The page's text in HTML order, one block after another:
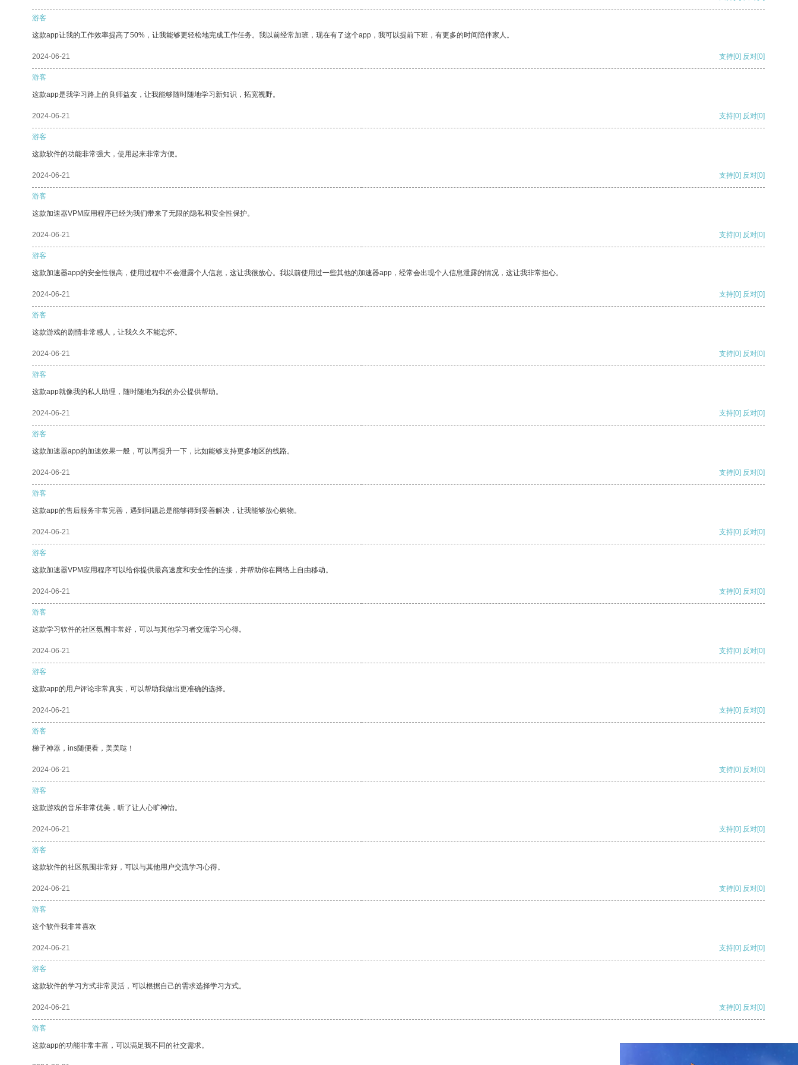
游客
这款app让我的工作效率提高了50%，让我能够更轻松地完成工作任务。我以前经常加班，现在有了这个app，我可以提前下班，有更多的时间陪伴家人。
2024-06-21 支持[0] 反对[0]
游客
这款app是我学习路上的良师益友，让我能够随时随地学习新知识，拓宽视野。
2024-06-21 支持[0] 反对[0]
游客
这款软件的功能非常强大，使用起来非常方便。
2024-06-21 支持[0] 反对[0]
游客
这款加速器VPM应用程序已经为我们带来了无限的隐私和安全性保护。
2024-06-21 支持[0] 反对[0]
游客
这款加速器app的安全性很高，使用过程中不会泄露个人信息，这让我很放心。我以前使用过一些其他的加速器app，经常会出现个人信息泄露的情况，这让我非常担心。
2024-06-21 支持[0] 反对[0]
游客
这款游戏的剧情非常感人，让我久久不能忘怀。
2024-06-21 支持[0] 反对[0]
游客
这款app就像我的私人助理，随时随地为我的办公提供帮助。
2024-06-21 支持[0] 反对[0]
游客
这款加速器app的加速效果一般，可以再提升一下，比如能够支持更多地区的线路。
2024-06-21 支持[0] 反对[0]
游客
这款app的售后服务非常完善，遇到问题总是能够得到妥善解决，让我能够放心购物。
2024-06-21 支持[0] 反对[0]
游客
这款加速器VPM应用程序可以给你提供最高速度和安全性的连接，并帮助你在网络上自由移动。
2024-06-21 支持[0] 反对[0]
游客
这款学习软件的社区氛围非常好，可以与其他学习者交流学习心得。
2024-06-21 支持[0] 反对[0]
游客
这款app的用户评论非常真实，可以帮助我做出更准确的选择。
2024-06-21 支持[0] 反对[0]
游客
梯子神器，ins随便看，美美哒！
2024-06-21 支持[0] 反对[0]
游客
这款游戏的音乐非常优美，听了让人心旷神怡。
2024-06-21 支持[0] 反对[0]
游客
这款软件的社区氛围非常好，可以与其他用户交流学习心得。
2024-06-21 支持[0] 反对[0]
游客
这个软件我非常喜欢
2024-06-21 支持[0] 反对[0]
游客
这款软件的学习方式非常灵活，可以根据自己的需求选择学习方式。
2024-06-21 支持[0] 反对[0]
游客
这款app的功能非常丰富，可以满足我不同的社交需求。